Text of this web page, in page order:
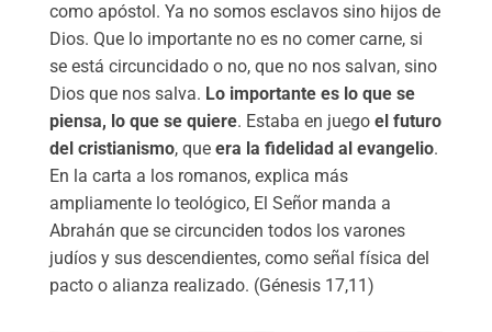
como apóstol. Ya no somos esclavos sino hijos de
Dios. Que lo importante no es no comer carne, si
se está circuncidado o no, que no nos salvan, sino
Dios que nos salva. Lo importante es lo que se
piensa, lo que se quiere. Estaba en juego el futuro
del cristianismo, que era la fidelidad al evangelio.
En la carta a los romanos, explica más
ampliamente lo teológico, El Señor manda a
Abrahán que se circunciden todos los varones
judíos y sus descendientes, como señal física del
pacto o alianza realizado. (Génesis 17,11)